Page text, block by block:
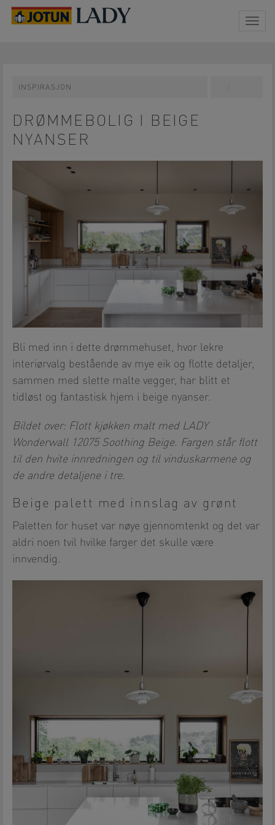
INSPIRASJON
DRØMMEBOLIG I BEIGE
NYANSER
Bli med inn i dette drømmehuset, hvor lekre
interiørvalg bestående av mye eik og flotte detaljer,
sammen med slette malte vegger, har blitt et
tidløst og fantastisk hjem i beige nyanser.
Bildet over: Flott kjøkken malt med LADY
Wonderwall 12075 Soothing Beige. Fargen står flott
til den hvite innredningen og til vinduskarmene og
de andre detaljene i tre.
Beige palett med innslag av grønt
Paletten for huset var nøye gjennomtenkt og det var
aldri noen tvil hvilke farger det skulle være
innvendig.